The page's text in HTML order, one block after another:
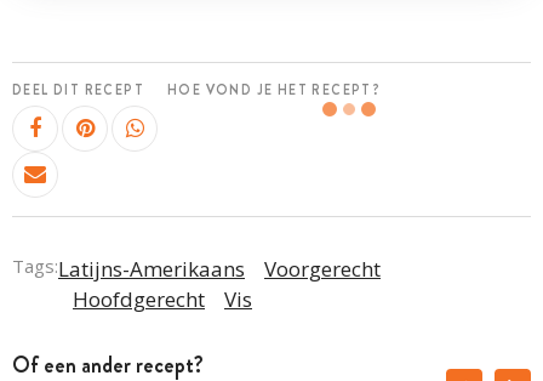
DEEL DIT RECEPT HOE VOND JE HET RECEPT?
Tags:Latijns-Amerikaans
Voorgerecht
Hoofdgerecht
Vis
Of een ander recept?